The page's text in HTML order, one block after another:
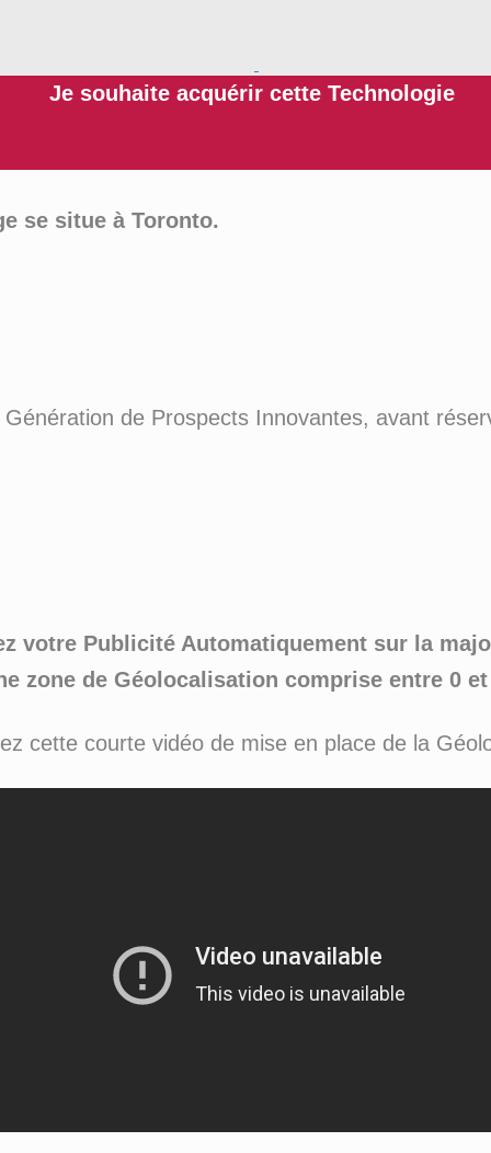
Je souhaite acquérir cette Technologie
se situe à Toronto.
de Prospects Innovantes, avant
votre Publicité Automatiquement sur la
zone de Géolocalisation comprise entre 0
cette courte vidéo de mise en place de la